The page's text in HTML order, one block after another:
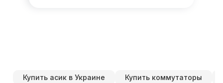
Купить асик в Украине Купить коммутаторы